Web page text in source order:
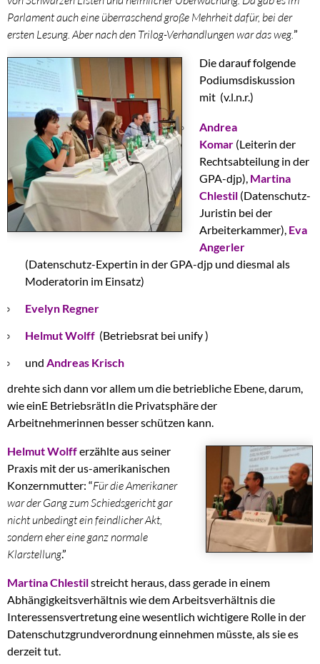
Parlament auch eine überraschend große Mehrheit dafür, bei der
ersten Lesung. Aber nach den Trilog-Verhandlungen war das weg.”
Die darauf folgende
Podiumsdiskussion
mit (v.l.n.r.)
Andrea
Komar (Leiterin der
Rechtsabteilung in der
GPA-djp), Martina
Chlestil (Datenschutz-
Juristin bei der
Arbeiterkammer), Eva
Angerler
(Datenschutz-Expertin in der GPA-djp und diesmal als
Moderatorin im Einsatz)
Evelyn Regner
Helmut Wolff (Betriebsrat bei unify )
und Andreas Krisch
drehte sich dann vor allem um die betriebliche Ebene, darum,
wie einE BetriebsrätIn die Privatsphäre der
Arbeitnehmerinnen besser schützen kann.
Helmut Wolfferzählte aus seiner
Praxis mit der us-amerikanischen
Konzernmutter: “Für die Amerikaner
war der Gang zum Schiedsgericht gar
nicht unbedingt ein feindlicher Akt,
sondern eher eine ganz normale
Klarstellung.”
Martina Chlestilstreicht heraus, dass gerade in einem
Abhängigkeitsverhältnis wie dem Arbeitsverhältnis die
Interessensvertretung eine wesentlich wichtigere Rolle in der
Datenschutzgrundverordnung einnehmen müsste, als sie es
derzeit tut.